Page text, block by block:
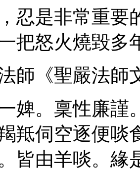
是非常重要
把怒火燒毀多
《聖嚴法師
。稟性廉謹
羝伺空逐便啖
皆由羊啖。緣